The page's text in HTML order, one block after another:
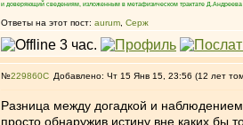
и доверяющий сведениям, изложенным в метафизическом трактате
Ответы на этот пост: aurum Серж
№229860 Добавлено: Чт 15 Янв 15, 23:56 (12 лет
Разница между догадкой и
просто обнаружив истину вне каких бы